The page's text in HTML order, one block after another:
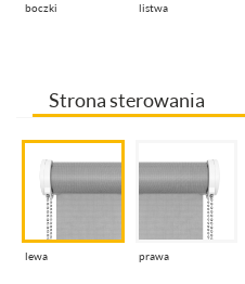
boczki listwa
Strona sterowania
lewa prawa